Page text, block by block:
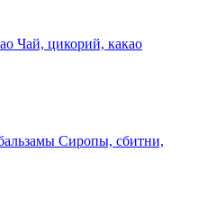
Чай, цикорий, какао
Сиропы, сбитни,